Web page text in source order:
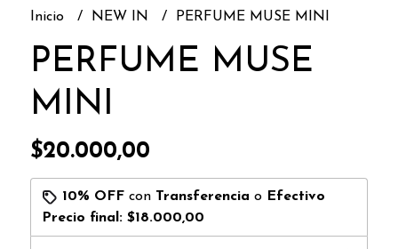
Inicio NEW IN PERFUME MUSE MINI
PERFUME MUSE
MINI
$20.000,00
10% OFFcon Transferencia o Efectivo
Precio final: $18.000,00